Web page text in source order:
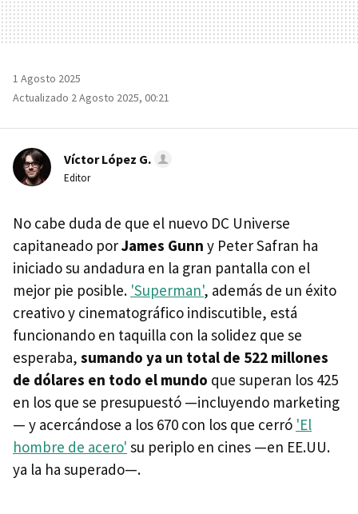
1 Agosto 2025
Actualizado 2 Agosto 2025, 00:21
Víctor López G.
Editor
No cabe duda de que el nuevo DC Universe
capitaneado porJames Gunn y Peter Safran ha
iniciado su andadura en la gran pantalla con el
mejor pie posible. 'Superman', además de un éxito
creativo y cinematográfico indiscutible, está
funcionando en taquilla con la solidez que se
esperaba, sumando ya un total de 522 millones
de dólares en todo el mundo que superan los 425
en los que se presupuestó —incluyendo marketing
— y acercándose a los 670 con los que cerró 'El
hombre de acero' su periplo en cines —en EE.UU.
ya la ha superado—.